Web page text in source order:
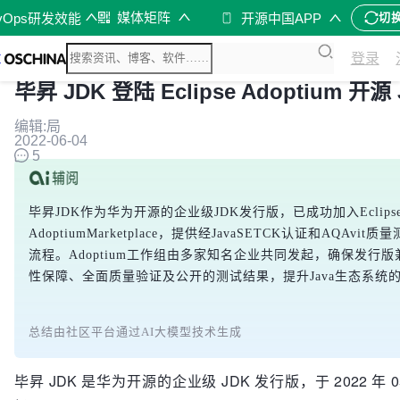
研发效能 媒体矩阵 开源中国APP 切
登录
毕昇 JDK 登陆 Eclipse Adoptium 开源
编辑:局
2022-06-04
5
毕昇JDK作为华为开源的企业级JDK发行版，已成功加入
AdoptiumMarketplace，提供经JavaSETCK认证和AQAvit质
流程。Adoptium工作组由多家知名企业共同发起，确保发行
性保障、全面质量验证及公开的测试结果，提升Java生态系统
总结由社区平台通过AI大模型技术生成
毕昇 JDK 是华为开源的企业级 JDK 发行版，于 2022 年